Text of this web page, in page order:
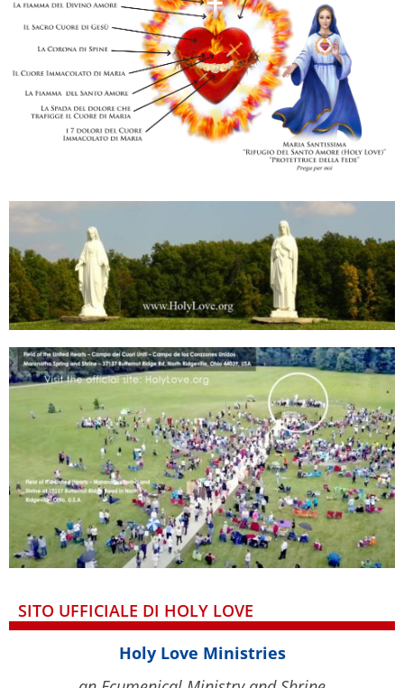
SITO UFFICIALE DI HOLY LOVE
Holy Love Ministries